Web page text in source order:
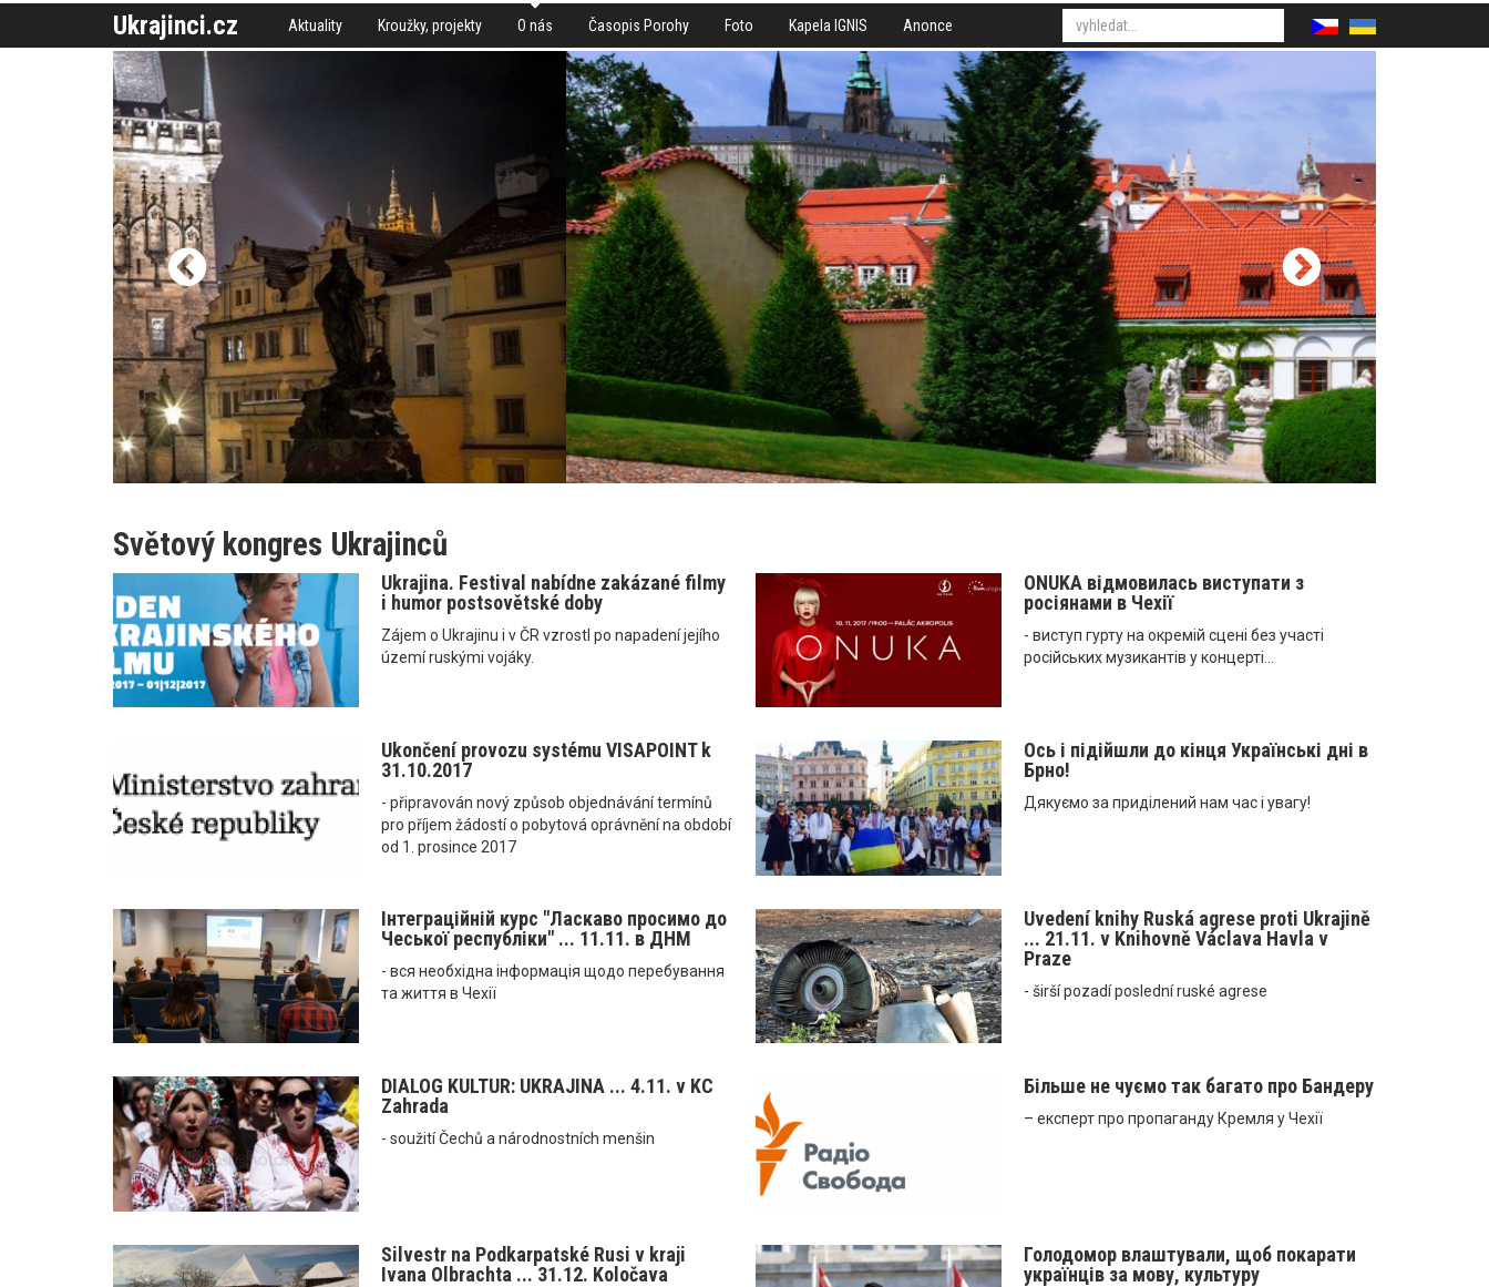
Ukrajinci.cz Aktuality Kroužky, projekty O nás Časopis Porohy Foto Kapela IGNIS Anonce
Světový kongres Ukrajinců
Ukrajina. Festival nabídne zakázané filmy
i humor postsovětské doby
Zájem o Ukrajinu i v ČR vzrostl po napadení jejího
území ruskými vojáky.
ONUKA відмовилась виступати з
росіянами в Чехії
- виступ гурту на окремій сцені без участі
російських музикантів у концерті...
Ukončení provozu systému VISAPOINT k
31.10.2017
- připravován nový způsob objednávání termínů
pro příjem žádostí o pobytová oprávnění na období
od 1. prosince 2017
Ось і підійшли до кінця Українські дні в
Брно!
Дякуємо за приділений нам час і увагу!
Інтеграційній курс "Ласкаво просимо до
Чеської республіки" ... 11.11. в ДНМ
- вся необхідна інформація щодо перебування
та життя в Чехії
Uvedení knihy Ruská agrese proti Ukrajině
... 21.11. v Knihovně Václava Havla v
Praze
- širší pozadí poslední ruské agrese
DIALOG KULTUR: UKRAJINA ... 4.11. v KC
Zahrada
- soužití Čechů a národnostních menšin
Більше не чуємо так багато про Бандеру
– експерт про пропаганду Кремля у Чехії
Silvestr na Podkarpatské Rusi v kraji
Ivana Olbrachta ... 31.12. Koločava
Голодомор влаштували, щоб покарати
українців за мову, культуру